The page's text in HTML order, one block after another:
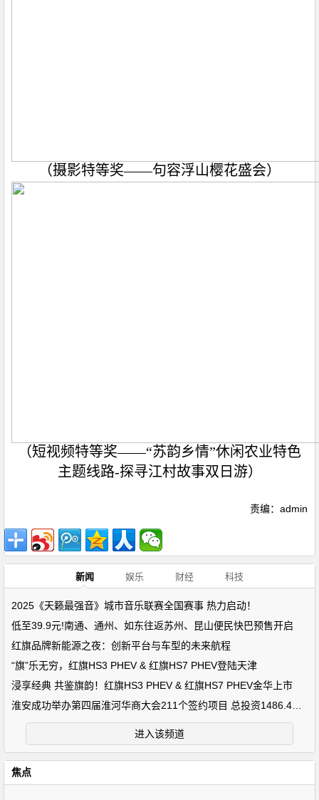
（摄影特等奖——句容浮山樱花盛会）
（短视频特等奖——“苏韵乡情”休闲农业特色
主题线路-探寻江村故事双日游）
责编：admin
新闻 娱乐 财经 科技
2025《天籁最强音》城市音乐联赛全国赛事 热力启动！
低至39.9元!南通、通州、如东往返苏州、昆山便民快巴预售开启
红旗品牌新能源之夜：创新平台与车型的未来航程
“旗”乐无穷，红旗HS3 PHEV & 红旗HS7 PHEV登陆天津
浸享经典 共鉴旗韵！红旗HS3 PHEV & 红旗HS7 PHEV金华上市
进入该频道
焦点